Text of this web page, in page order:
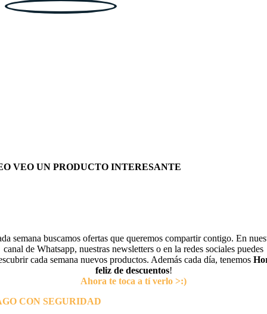
VEO UN PRODUCTO INTERESANTE
semana buscamos ofertas que queremos compartir contigo. En
canal de Whatsapp, nuestras newsletters o en la redes sociales puedes
cada semana nuevos productos. Además cada día, tenemos
feliz de descuentos!
Ahora te toca a tí verlo >:)
CON SEGURIDAD